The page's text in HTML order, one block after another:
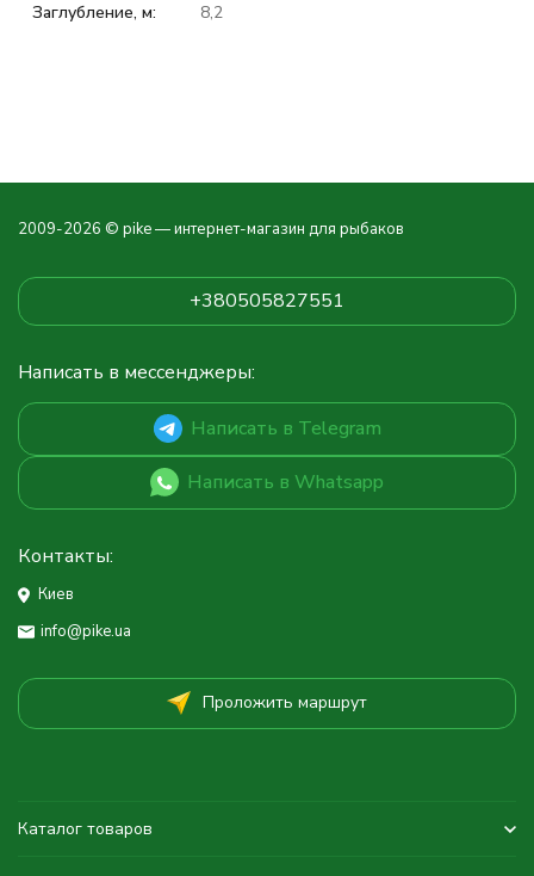
Заглубление, м: 8,2
2009-2026 © pike — интернет-магазин для рыбаков
+380505827551
Написать в мессенджеры:
Написать в Telegram
Написать в Whatsapp
Контакты:
Киев
info@pike.ua
Проложить маршрут
Каталог товаров